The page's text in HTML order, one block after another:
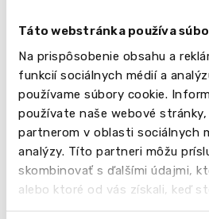
Táto webstránka používa
Na prispôsobenie obsahu a
funkcií sociálnych médií a
používame súbory cookie.
používate naše webové
partnerom v oblasti sociálnych
analýzy. Títo partneri môžu
skombinovať s ďalšími údajmi,
alebo ktoré od vás získali, keď
Predbežný prihlasovací
Titul Všeobecná angličtina (20 lekcií